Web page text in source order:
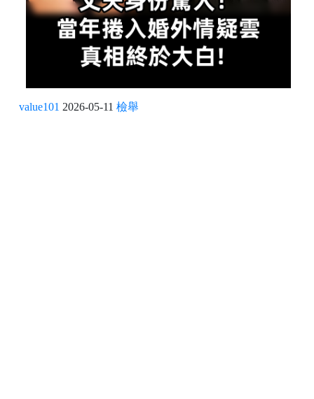
value101 2026-05-11 檢舉